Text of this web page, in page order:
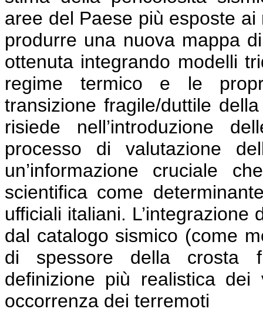
aree del Paese più esposte ai
produrre una nuova mappa
ottenuta integrando modelli
regime termico e le
transizione fragile/duttile
risiede nell’introduzione
processo di valutazione
un’informazione cruciale
scientifica come
ufficiali italiani.
dal catalogo sismico (come
di spessore della crosta
definizione più realistica
occorrenza dei terremoti